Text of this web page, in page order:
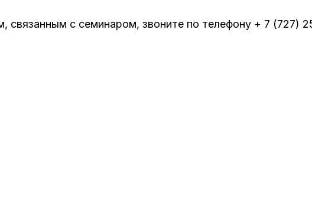
связанным с семинаром, звоните по телефону + 7 (727)